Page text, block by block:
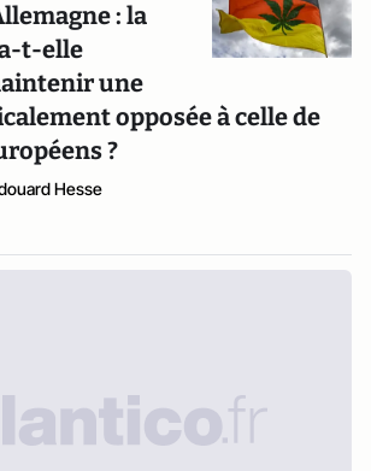
: la
t-elle
une
opposée à celle de
?
Hesse